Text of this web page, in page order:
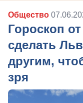
Общество
Гороскоп
сделать
другим,
зря